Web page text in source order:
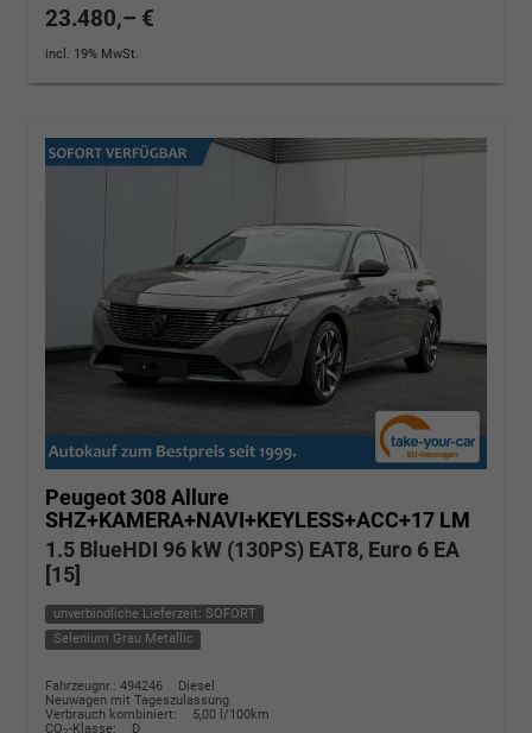
23.480,– €
incl. 19% MwSt.
Peugeot 308Allure
SHZ+KAMERA+NAVI+KEYLESS+ACC+17 LM
1.5 BlueHDI 96 kW (130PS) EAT8, Euro 6 EA
[15]
unverbindliche Lieferzeit: SOFORT
Selenium Grau Metallic
Fahrzeugnr.: 494246
Diesel
Neuwagen mit Tageszulassung
Verbrauch kombiniert:
5,00 l/100km
CO -Klasse: D